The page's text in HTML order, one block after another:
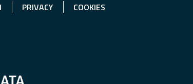
PRIVACY COOKIES